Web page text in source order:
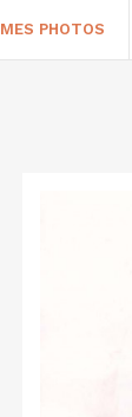
MES PHOTOS